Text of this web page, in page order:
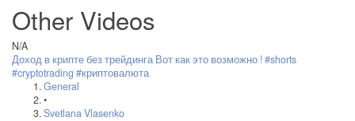
Other Videos
N/A
Доход в крипте без трейдинга Вот как это возможно ! #shorts
#cryptotrading #криптовалюта
General
•
Svetlana Vlasenko